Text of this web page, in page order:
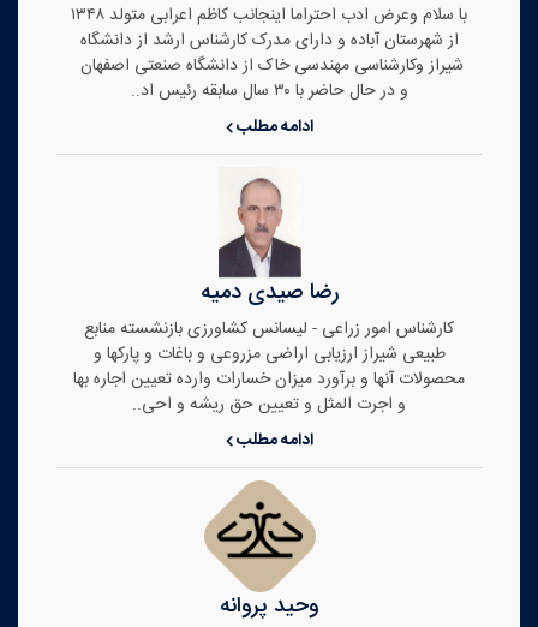
با سلام وعرض ادب احتراما اینجانب کاظم اعرابی متولد ۱۳۴۸
از شهرستان آباده و دارای مدرک کارشناس ارشد از دانشگاه
شیراز وکارشناسی مهندسی خاک از دانشگاه صنعتی اصفهان
و در حال حاضر با ۳۰ سال سابقه رئیس اد..
ادامه مطلب
رضا صیدی دمیه
کارشناس امور زراعی - لیسانس کشاورزی بازنشسته منابع
طبیعی شیراز ارزیابی اراضی مزروعی و باغات و پارکها و
محصولات آنها و برآورد میزان خسارات وارده تعیین اجاره بها
و اجرت المثل و تعیین حق ریشه و احی..
ادامه مطلب
وحید پروانه